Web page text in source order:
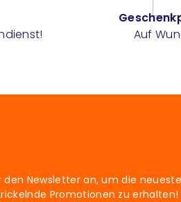
Auf
den Newsletter an, um die
Promotionen zu erhalten!